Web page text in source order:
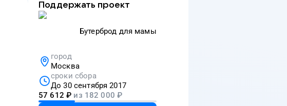
Поддержать проект
Бутерброд для мамы
город
Москва
сроки сбора
До 30 сентября 2017
57 612 ₽ из 182 000 ₽